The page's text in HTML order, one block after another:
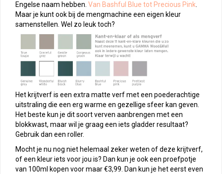
Engelse naam hebben. Van Bashful Blue tot Precious Pink.
Maar je kunt ook bij de mengmachine een eigen kleur
samenstellen. Wel zo leuk toch?
Het krijtverf is een extra matte verf met een poederachtige
uitstraling die een erg warme en gezellige sfeer kan geven.
Het beste kun je dit soort verven aanbrengen met een
blokkwast, maar wil je graag een iets gladder resultaat?
Gebruik dan een roller.
Mocht je nu nog niet helemaal zeker weten of deze krijtverf,
of een kleur iets voor jou is? Dan kun je ook een proefpotje
van 100ml kopen voor maar €3,99. Dan kun je het eerst even